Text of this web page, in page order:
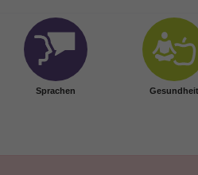
Sprachen Gesundheit